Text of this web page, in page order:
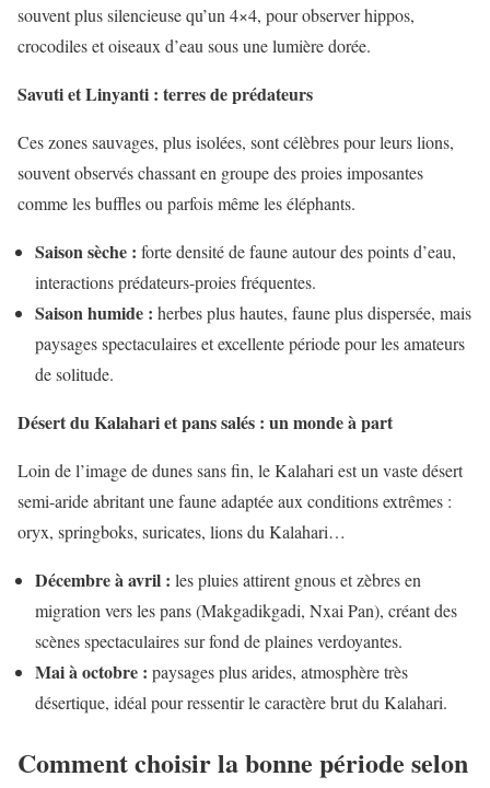
souvent plus silencieuse qu’un 4×4, pour observer hippos,
crocodiles et oiseaux d’eau sous une lumière dorée.
Savuti et Linyanti : terres de prédateurs
Ces zones sauvages, plus isolées, sont célèbres pour leurs lions,
souvent observés chassant en groupe des proies imposantes
comme les buffles ou parfois même les éléphants.
Saison sèche : forte densité de faune autour des points d’eau,
interactions prédateurs-proies fréquentes.
Saison humide : herbes plus hautes, faune plus dispersée, mais
paysages spectaculaires et excellente période pour les amateurs
de solitude.
Désert du Kalahari et pans salés : un monde à part
Loin de l’image de dunes sans fin, le Kalahari est un vaste désert
semi-aride abritant une faune adaptée aux conditions extrêmes :
oryx, springboks, suricates, lions du Kalahari…
Décembre à avril : les pluies attirent gnous et zèbres en
migration vers les pans (Makgadikgadi, Nxai Pan), créant des
scènes spectaculaires sur fond de plaines verdoyantes.
Mai à octobre : paysages plus arides, atmosphère très
désertique, idéal pour ressentir le caractère brut du Kalahari.
Comment choisir la bonne période selon